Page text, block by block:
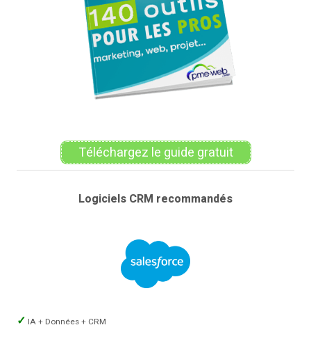
Téléchargez le guide gratuit
Logiciels CRM recommandés
IA + Données + CRM